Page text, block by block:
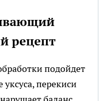
рецепт
подойдет
перекиси